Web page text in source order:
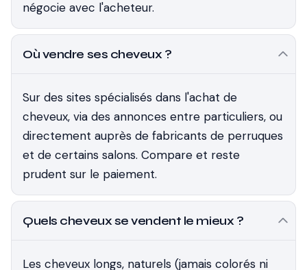
négocie avec l'acheteur.
Où vendre ses cheveux ?
Sur des sites spécialisés dans l'achat de
cheveux, via des annonces entre particuliers, ou
directement auprès de fabricants de perruques
et de certains salons. Compare et reste
prudent sur le paiement.
Quels cheveux se vendent le mieux ?
Les cheveux longs, naturels (jamais colorés ni